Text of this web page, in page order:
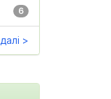
6
далі >